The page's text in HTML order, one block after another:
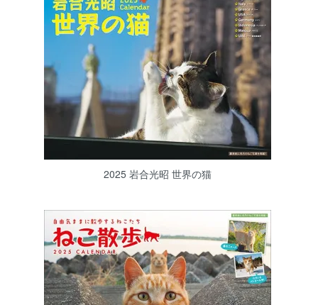
2025 岩合光昭 世界の猫